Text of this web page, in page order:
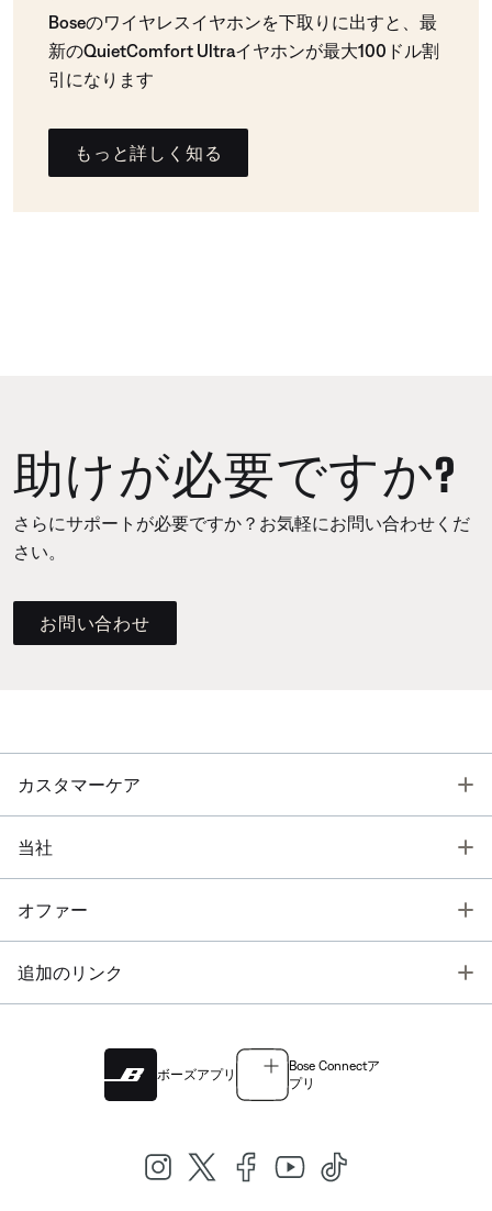
Boseのワイヤレスイヤホンを下取りに出すと、最
新のQuietComfort Ultraイヤホンが最大100ドル割
引になります
もっと詳しく知る
助けが必要ですか?
さらにサポートが必要ですか？お気軽にお問い合わせくだ
さい。
お問い合わせ
カスタマーケア
当社
オファー
追加のリンク
ボーズアプリ
Bose Connectア
プリ